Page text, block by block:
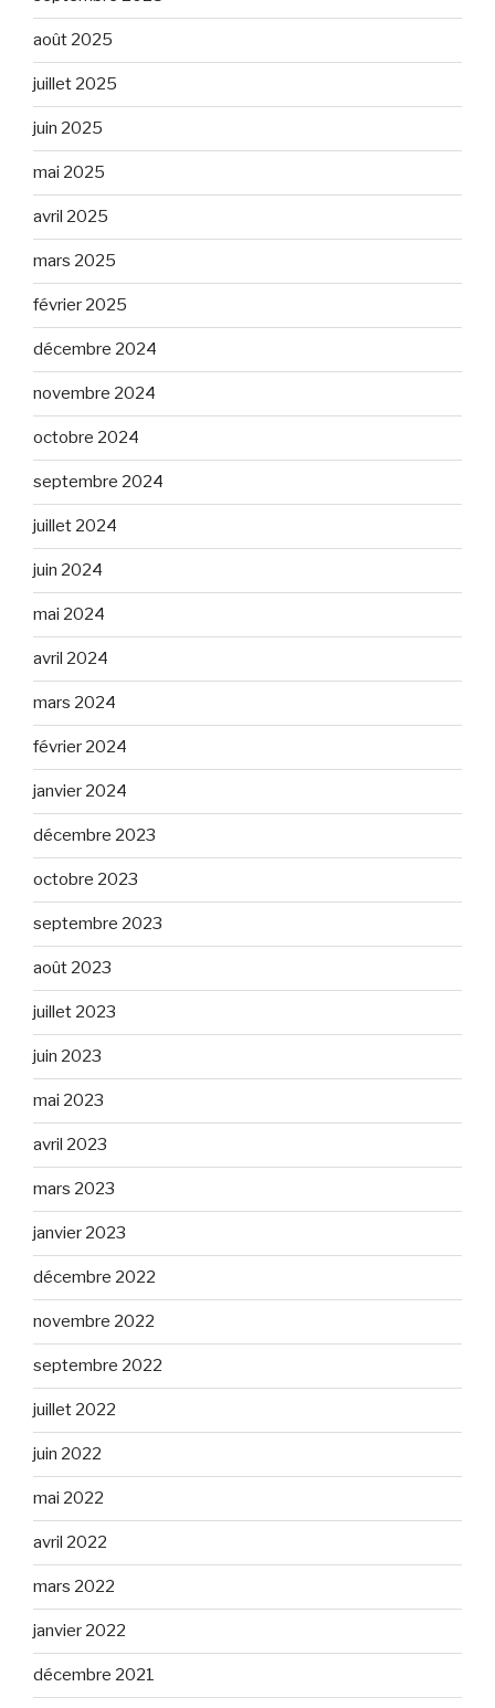
août 2025
juillet 2025
juin 2025
mai 2025
avril 2025
mars 2025
février 2025
décembre 2024
novembre 2024
octobre 2024
septembre 2024
juillet 2024
juin 2024
mai 2024
avril 2024
mars 2024
février 2024
janvier 2024
décembre 2023
octobre 2023
septembre 2023
août 2023
juillet 2023
juin 2023
mai 2023
avril 2023
mars 2023
janvier 2023
décembre 2022
novembre 2022
septembre 2022
juillet 2022
juin 2022
mai 2022
avril 2022
mars 2022
janvier 2022
décembre 2021